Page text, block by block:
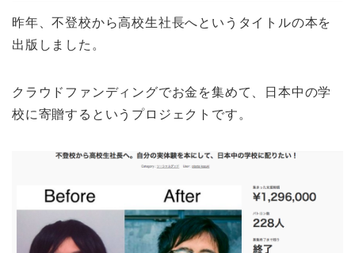
昨年、不登校から高校生社長へというタイトルの本を
出版しました。
クラウドファンディングでお金を集めて、日本中の学
校に寄贈するというプロジェクトです。